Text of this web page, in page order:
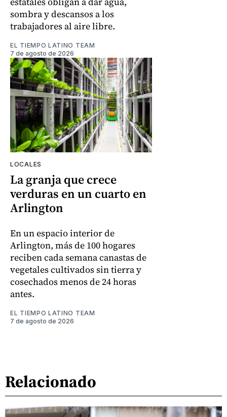
sombra y descansos a los
trabajadores al aire libre.
EL TIEMPO LATINO TEAM
7 de agosto de 2026
LOCALES
La granja que crece
verduras en un cuarto en
Arlington
En un espacio interior de
Arlington, más de 100 hogares
reciben cada semana canastas de
vegetales cultivados sin tierra y
cosechados menos de 24 horas
antes.
EL TIEMPO LATINO TEAM
7 de agosto de 2026
Relacionado